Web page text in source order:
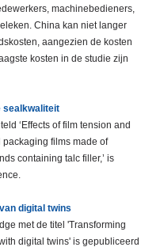
machinebedieners,
China kan niet langer
aangezien de kosten
kosten in de studie zijn
sealkwaliteit
‘Effects of film tension and
films made of
containing talc filler,’ is
digital twins
met de titel 'Transforming
digital twins' is gepubliceerd